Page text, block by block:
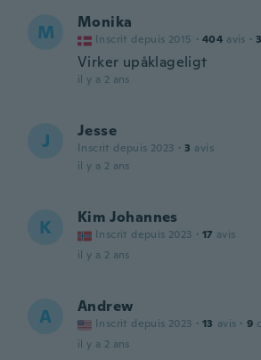
M Monika
Inscrit depuis 2015 · 404 avis ·
Virker upåklageligt
il y a 2 ans
J Jesse
Inscrit depuis 2023 · 3 avis
il y a 2 ans
K Kim Johannes
Inscrit depuis 2023 · 17 avis
il y a 2 ans
A Andrew
Inscrit depuis 2023 · 13 avis · 9
il y a 2 ans